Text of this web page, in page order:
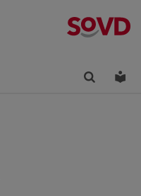
Finden